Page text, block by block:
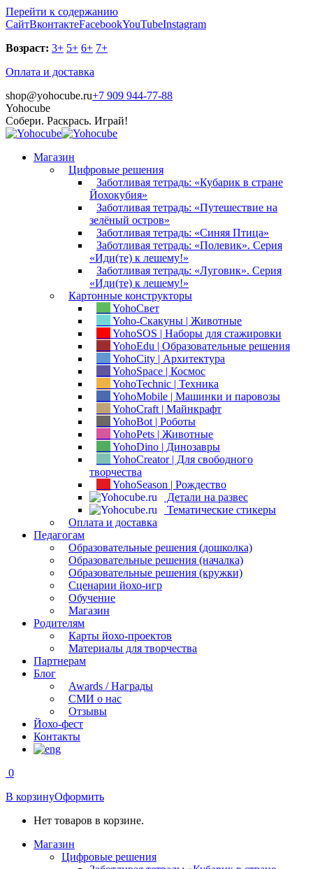
Перейти к содержанию
СайтВконтактеFacebookYouTubeInstagram
Возраст: 3+ 5+ 6+ 7+
Оплата и доставка
shop@yohocube.ru+7 909 944-77-88
Yohocube
Собери. Раскрась. Играй!
Магазин
Цифровые решения
Заботливая тетрадь: «Кубарик в стране
Йохокубия»
Заботливая тетрадь: «Путешествие на
зелёный остров»
Заботливая тетрадь: «Синяя Птица»
Заботливая тетрадь: «Полевик». Серия
«Иди(те) к лешему!»
Заботливая тетрадь: «Луговик». Серия
«Иди(те) к лешему!»
Картонные конструкторы
YohoСвет
Yoho-Скакуны | Животные
YohoSOS | Наборы для стажировки
YohoEdu | Образовательные решения
YohoCity | Архитектура
YohoSpace | Космос
YohoTechnic | Техника
YohoMobile | Машинки и паровозы
YohoCraft | Майнкрафт
YohoBot | Роботы
YohoPets | Животные
YohoDino | Динозавры
YohoCreator | Для свободного
творчества
YohoSeason | Рождество
Детали на развес
Тематические стикеры
Оплата и доставка
Педагогам
Образовательные решения (дошколка)
Образовательные решения (началка)
Образовательные решения (кружки)
Сценарии йохо-игр
Обучение
Магазин
Родителям
Карты йохо-проектов
Материалы для творчества
Партнерам
Блог
Awards / Награды
СМИ о нас
Отзывы
Йохо-фест
Контакты
0
В корзинуОформить
Нет товаров в корзине.
Магазин
Цифровые решения